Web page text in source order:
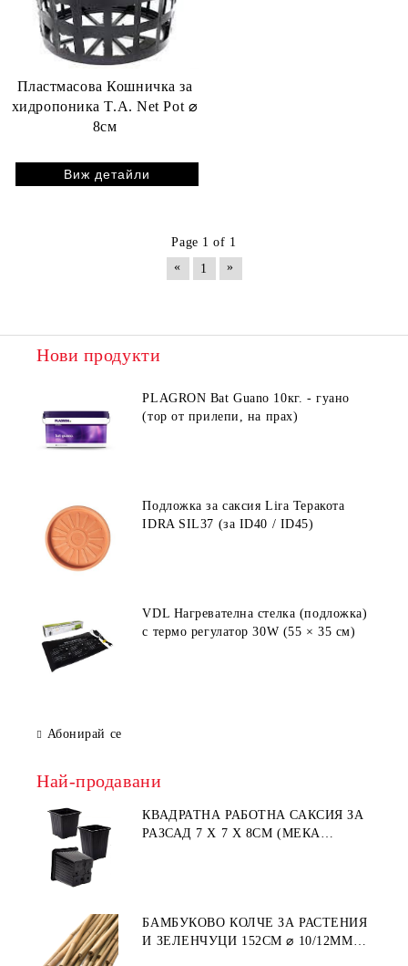
Пластмасова Кошничка за
хидропоника T.A. Net Pot ⌀
8см
Виж детайли
Page 1 of 1
«
1 »
Нови продукти
PLAGRON Bat Guano 10кг. - гуано
(тор от прилепи, на прах)
Подложка за саксия Lira Теракота
IDRA SIL37 (за ID40 / ID45)
VDL Нагревателна стелка (подложка)
с термо регулатор 30W (55 × 35 см)
Абонирай се
Най-продавани
КВАДРАТНА РАБОТНА САКСИЯ ЗА
РАЗСАД 7 X 7 X 8СМ (МЕКА
БАМБУКОВО КОЛЧЕ ЗА РАСТЕНИЯ
И ЗЕЛЕНЧУЦИ 152СМ ⌀ 10/12ММ